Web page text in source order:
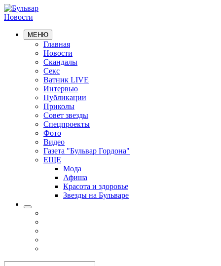
Новости
МЕНЮ
Главная
Новости
Скандалы
Секс
Ватник LIVE
Интервью
Публикации
Приколы
Совет звезды
Спецпроекты
Фото
Видео
Газета "Бульвар Гордона"
ЕЩЕ
Мода
Афиша
Красота и здоровье
Звезды на Бульваре